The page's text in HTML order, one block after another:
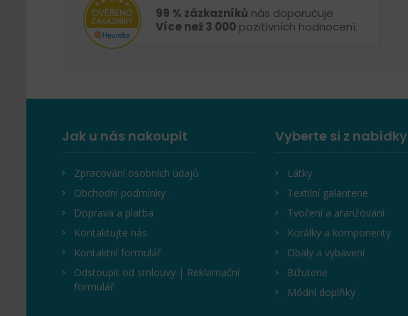
99 % zázkazníků nás doporučuje
Více než 3 000 pozitivních hodnocení.
Jak u nás nakoupit
Zpracování osobních údajů
Obchodní podmínky
Doprava a platba
Kontaktujte nás
Kontaktní formulář
Odstoupit od smlouvy | Reklamační
formulář
Vyberte si z nabídky
Látky
Textilní galanterie
Tvoření a aranžování
Korálky a komponenty
Obaly a vybavení
Bižuterie
Módní doplňky